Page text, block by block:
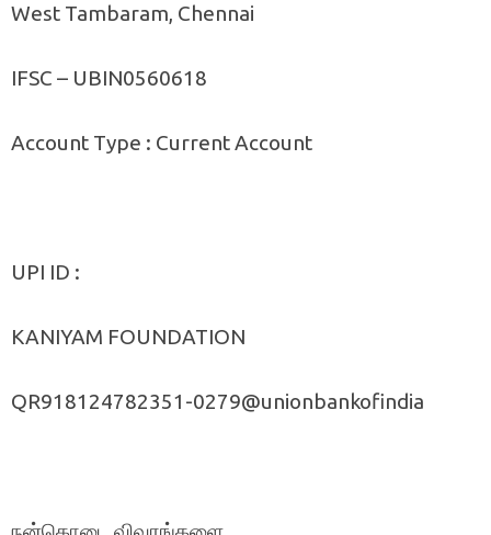
West Tambaram, Chennai
IFSC – UBIN0560618
Account Type : Current Account
UPI ID :
KANIYAM FOUNDATION
QR918124782351-0279@unionbankofindia